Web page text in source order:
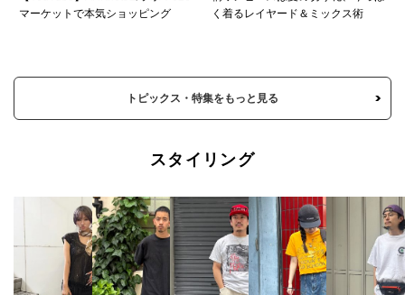
マーケットで本気ショッピング
く着るレイヤード＆ミックス術
トピックス・特集をもっと見る
スタイリング